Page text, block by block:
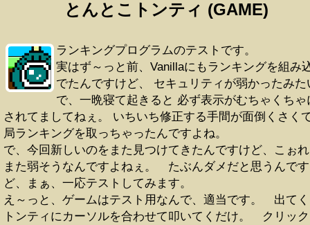
とんとこトンティ (GAME)
ランキングプログラムのテストです。
実はず～っと前、Vanillaにもランキングを組み
でたんですけど、 セキュリティが弱かったみた
で、一晩寝て起きると 必ず表示がむちゃくちゃ
されてましてねぇ。 いちいち修正する手間が面倒くさく
局ランキングを取っちゃったんですよね。
で、今回新しいのをまた見つけてきたんですけど、こぉ
また弱そうなんですよねぇ。 たぶんダメだと思うんで
ど、まぁ、一応テストしてみます。
え～っと、ゲームはテスト用なんで、適当です。 出て
トンティにカーソルを合わせて叩いてくだけ。 クリッ